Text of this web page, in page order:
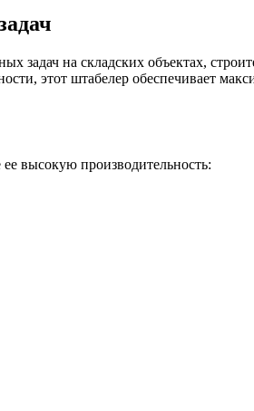
задач на складских объектах,
этот штабелер обеспечивает
высокую производительность: